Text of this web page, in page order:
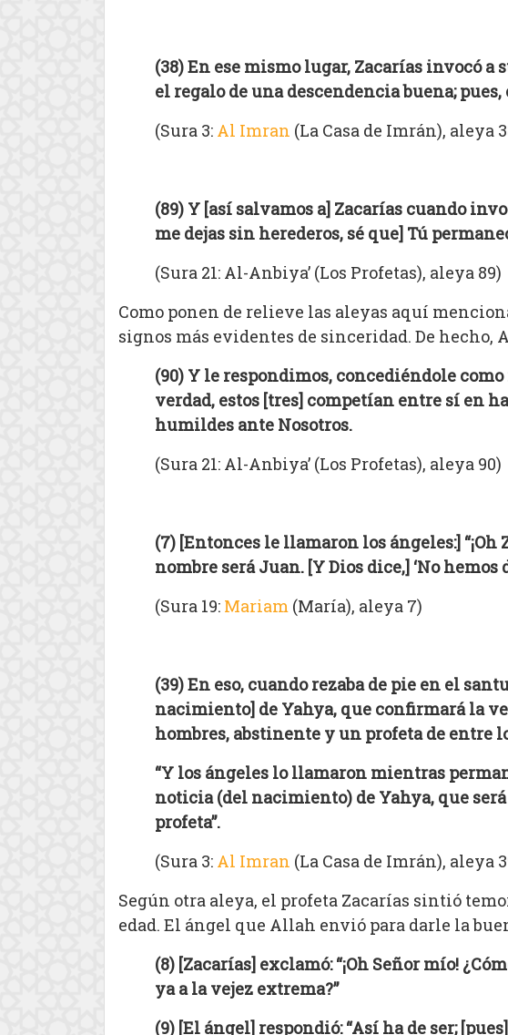
(38) En ese mismo lugar, Zacarías invocó a
el regalo de una descendencia buena;
(Sura 3: Al Imran (La Casa de Imrán), aleya
(89) Y [así salvamos a] Zacarías cuando
me dejas sin herederos, sé que] Tú
(Sura 21: Al-Anbiya’ (Los Profetas), aleya 89)
Como ponen de relieve las aleyas aquí
signos más evidentes de sinceridad. De hecho,
(90) Y le respondimos, concediéndole
verdad, estos [tres] competían entre sí en
humildes ante Nosotros.
(Sura 21: Al-Anbiya’ (Los Profetas), aleya 90)
(7) [Entonces le llamaron los ángeles:]
nombre será Juan. [Y Dios dice,] ‘No hemos
(Sura 19: Mariam (María), aleya 7)
(39) En eso, cuando rezaba de pie en el
nacimiento] de Yahya, que confirmará la
hombres, abstinente y un profeta de entre
“Y los ángeles lo llamaron mientras
noticia (del nacimiento) de Yahya, que
profeta”.
(Sura 3: Al Imran (La Casa de Imrán), aleya
Según otra aleya, el profeta Zacarías sintió
edad. El ángel que Allah envió para darle la
(8) [Zacarías] exclamó: “¡Oh Señor mío!
ya a la vejez extrema?”
(9) [El ángel] respondió: “Así ha de ser;